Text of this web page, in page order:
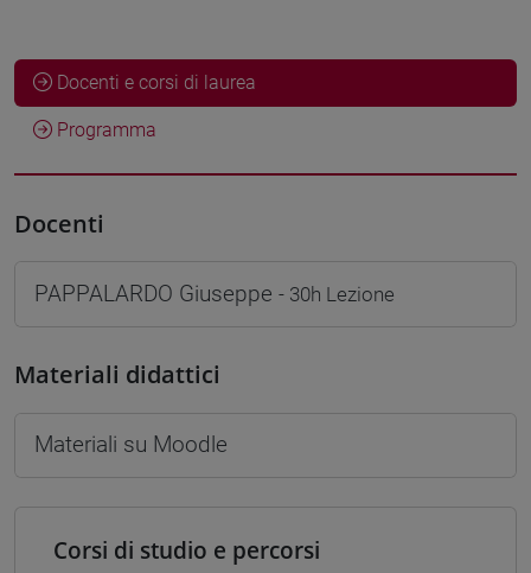
Docenti e corsi di laurea
Programma
Docenti
PAPPALARDO Giuseppe - 30h Lezione
Materiali didattici
Materiali su Moodle
Corsi di studio e percorsi